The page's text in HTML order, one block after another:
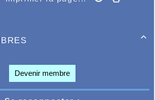
à Lille en 3’14’’.
une forte chaleur, conditions
Belle 3ème place de

Devenir membre